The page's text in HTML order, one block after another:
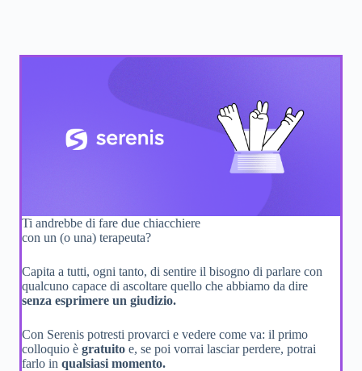
Ti andrebbe di fare due chiacchiere
con un (o una) terapeuta?
Capita a tutti, ogni tanto, di sentire il bisogno di parlare con
qualcuno capace di ascoltare quello che abbiamo da dire
senza esprimere un giudizio.
Con Serenis potresti provarci e vedere come va: il primo
colloquio è gratuito e, se poi vorrai lasciar perdere, potrai
farlo in qualsiasi momento.